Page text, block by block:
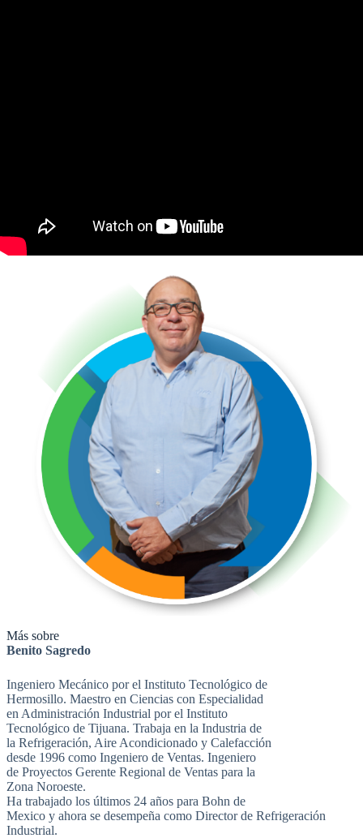
Más sobre
Benito Sagredo
Ingeniero Mecánico por el Instituto Tecnológico de
Hermosillo. Maestro en Ciencias con Especialidad
en Administración Industrial por el Instituto
Tecnológico de Tijuana. Trabaja en la Industria de
la Refrigeración, Aire Acondicionado y Calefacción
desde 1996 como Ingeniero de Ventas. Ingeniero
de Proyectos Gerente Regional de Ventas para la
Zona Noroeste.
Ha trabajado los últimos 24 años para Bohn de
Mexico y ahora se desempeña como Director de Refrigeración
Industrial.